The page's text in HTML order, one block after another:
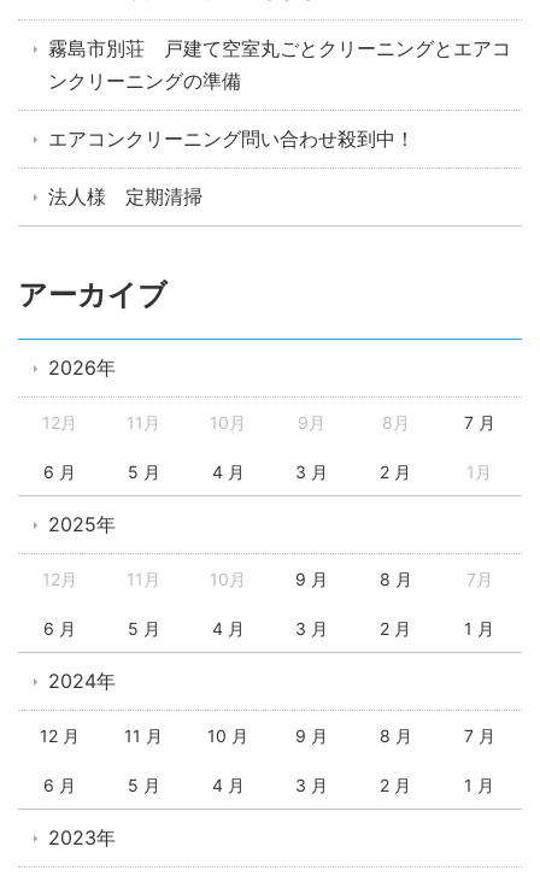
霧島市別荘 戸建て空室丸ごとクリーニングとエアコ
ンクリーニングの準備
エアコンクリーニング問い合わせ殺到中！
法人様 定期清掃
アーカイブ
2026年
12月 11月 10月 9月 8月 7 月
6 月 5 月 4 月 3 月 2 月 1月
2025年
12月 11月 10月 9 月 8 月 7月
6 月 5 月 4 月 3 月 2 月 1 月
2024年
12 月 11 月 10 月 9 月 8 月 7 月
6 月 5 月 4 月 3 月 2 月 1 月
2023年